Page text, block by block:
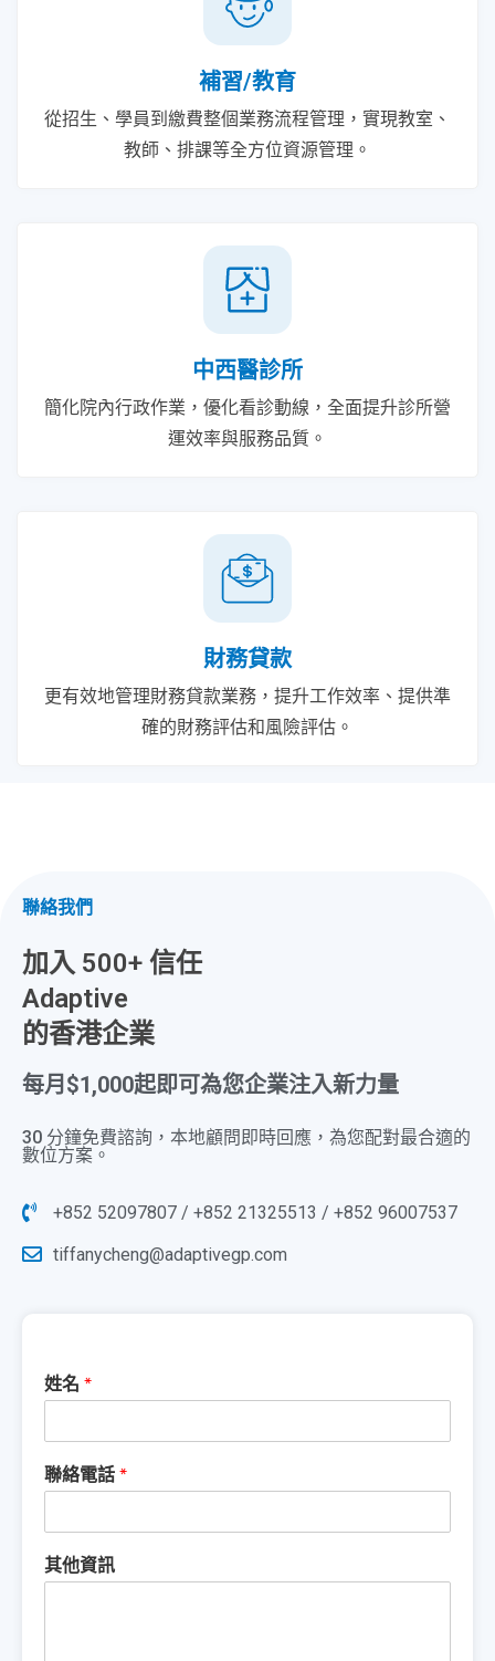
補習/教育
從招生、學員到繳費整個業務流程管理，實現教室、
教師、排課等全方位資源管理。
中西醫診所
簡化院內行政作業，優化看診動線，全面提升診所營
運效率與服務品質。
財務貸款
更有效地管理財務貸款業務，提升工作效率、提供準
確的財務評估和風險評估。
聯絡我們
加入 500+ 信任
Adaptive
的香港企業
每月$1,000起即可為您企業注入新力量​
30 分鐘免費諮詢，本地顧問即時回應，為您配對最合適的
數位方案。
+852 52097807 / +852 21325513 / +852 96007537
tiffanycheng@adaptivegp.com
姓名 *
聯絡電話*
其他資訊